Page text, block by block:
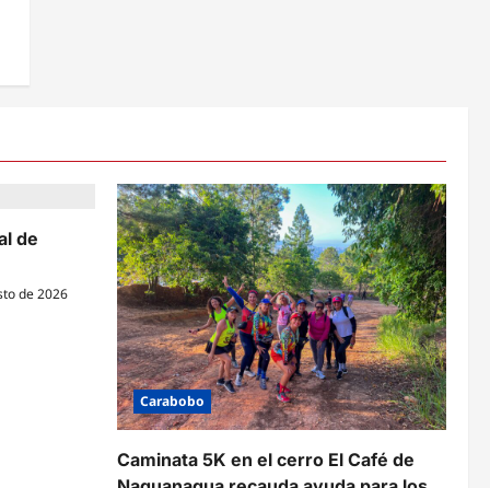
de
de 2026
Carabobo
Caminata 5K en el cerro El Café de